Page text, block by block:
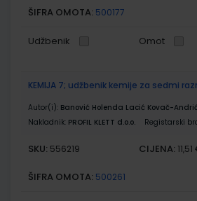
ŠIFRA OMOTA: 500177
Udžbenik Omot
KEMIJA 7; udžbenik kemije za sedmi
Autor(i): Banović Holenda Lacić Kovač-
Nakladnik: PROFIL KLETT d.o.o. Registarski
SKU: 556219 CIJENA:
ŠIFRA OMOTA: 500261